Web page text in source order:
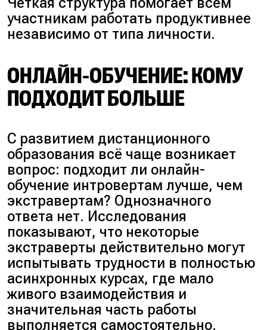
участникам работать продуктивнее
независимо от типа личности.
ОНЛАЙН-ОБУЧЕНИЕ: КОМУ
ПОДХОДИТ БОЛЬШЕ
С развитием дистанционного
образования всё чаще возникает
вопрос: подходит ли онлайн-
обучение интровертам лучше, чем
экстравертам? Однозначного
ответа нет. Исследования
показывают, что некоторые
экстраверты действительно могут
испытывать трудности в полностью
асинхронных курсах, где мало
живого взаимодействия и
значительная часть работы
выполняется самостоятельно.